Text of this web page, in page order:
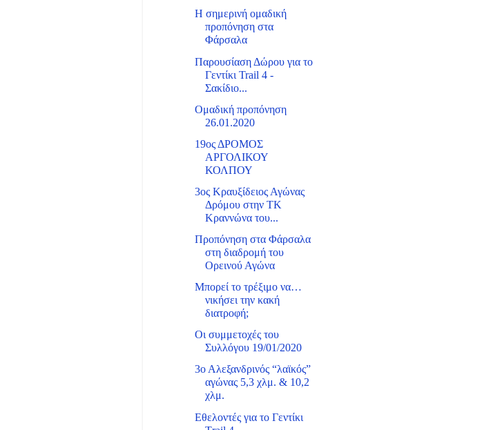
Η σημερινή ομαδική
προπόνηση στα
Φάρσαλα
Παρουσίαση Δώρου για το
Γεντίκι Trail 4 -
Σακίδιο...
Ομαδική προπόνηση
26.01.2020
19ος ΔΡΟΜΟΣ
ΑΡΓΟΛΙΚΟΥ
ΚΟΛΠΟΥ
3ος Κραυξίδειος Αγώνας
Δρόμου στην ΤΚ
Κραννώνα του...
Προπόνηση στα Φάρσαλα
στη διαδρομή του
Ορεινού Αγώνα
Μπορεί το τρέξιμο να…
νικήσει την κακή
διατροφή;
Οι συμμετοχές του
Συλλόγου 19/01/2020
3ο Αλεξανδρινός “λαϊκός”
αγώνας 5,3 χλμ. & 10,2
χλμ.
Εθελοντές για το Γεντίκι